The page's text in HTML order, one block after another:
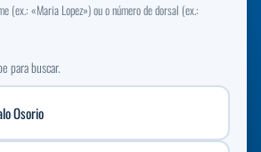
(ex.: «Maria Lopez») ou o número de dorsal (ex.:
para buscar.
Osorio